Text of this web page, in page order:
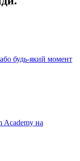
будь-який момент
Academy на